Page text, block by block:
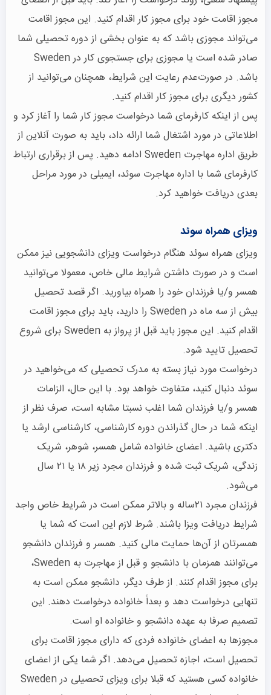
مجوز اقامت خود برای مجوز کار اقدام کنید. این مجوز اقامت
می‌تواند مجوزی باشد که به عنوان بخشی از دوره تحصیلی شما
صادر شده است یا مجوزی برای جستجوی کار در Sweden
باشد. در صورت‌عدم رعایت این شرایط، همچنان می‌توانید از
کشور دیگری برای مجوز کار اقدام کنید.
پس از اینکه کارفرمای شما درخواست مجوز کار شما را آغاز کرد و
اطلاعاتی در مورد اشتغال شما ارائه داد، باید به صورت آنلاین از
طریق اداره مهاجرت Sweden ادامه دهید. پس از برقراری ارتباط
کارفرمای شما با اداره مهاجرت سوئد، ایمیلی در مورد مراحل
بعدی دریافت خواهید کرد.
ویزای همراه سوئد
ویزای همراه سوئد هنگام درخواست ویزای دانشجویی نیز ممکن
است و در صورت داشتن شرایط مالی خاص، معمولا می‌توانید
همسر و/یا فرزندان خود را همراه بیاورید. اگر قصد تحصیل
بیش از سه ماه در Sweden را دارید، باید برای مجوز اقامت
اقدام کنید. این مجوز باید قبل از پرواز به Sweden برای شروع
تحصیل تایید شود.
درخواست مورد نیاز بسته به مدرک تحصیلی که می‌خواهید در
سوئد دنبال کنید، متفاوت خواهد بود. با این حال، الزامات
همسر و/یا فرزندان شما اغلب نسبتا مشابه است، صرف نظر از
اینکه شما در حال گذراندن دوره کارشناسی، کارشناسی ارشد یا
دکتری باشید. اعضای خانواده شامل همسر، شوهر، شریک
زندگی، شریک ثبت شده و فرزندان مجرد زیر ۱۸ یا ۲۱ سال
می‌شود.
فرزندان مجرد ۲۱ساله و بالاتر ممکن است در شرایط خاص واجد
شرایط دریافت ویزا باشند. شرط لازم این است که شما یا
همسرتان از آن‌ها حمایت مالی کنید. همسر و فرزندان دانشجو
می‌توانند همزمان با دانشجو و قبل از مهاجرت به Sweden،
برای مجوز اقدام کنند. از طرف دیگر، دانشجو ممکن است به
تنهایی درخواست دهد و بعداً خانواده درخواست دهند. این
تصمیم صرفا به عهده دانشجو و خانواده او است.
مجوزها به اعضای خانواده فردی که دارای مجوز اقامت برای
تحصیل است، اجازه تحصیل می‌دهد. اگر شما یکی از اعضای
خانواده کسی هستید که قبلا برای ویزای تحصیلی در Sweden